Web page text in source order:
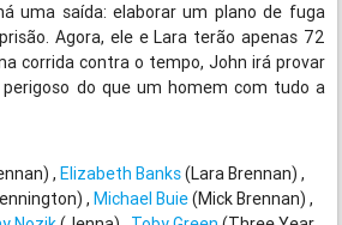
uma saída: elaborar um plano de fuga
Agora, ele e Lara terão apenas 72
corrida contra o tempo, John irá provar
do que um homem com tudo a
Elizabeth Banks(Lara Brennan)
Michael Buie(Mick Brennan)